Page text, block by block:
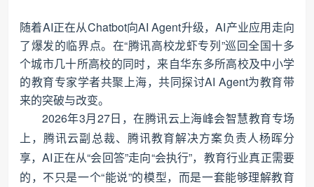
随着AI正在从Chatbot向AI Agent升级，AI产业应用走向
了爆发的临界点。在“腾讯高校龙虾专列”巡回全国十多
个城市几十所高校的同时，来自华东多所高校及中小学
的教育专家学者共聚上海，共同探讨AI Agent为教育带
来的突破与改变。
2026年3月27日，在腾讯云上海峰会智慧教育专场
上，腾讯云副总裁、腾讯教育解决方案负责人杨晖分
享，AI正在从“会回答”走向“会执行”，教育行业真正需要
的，不只是一个“能说”的模型，而是一套能够理解教育